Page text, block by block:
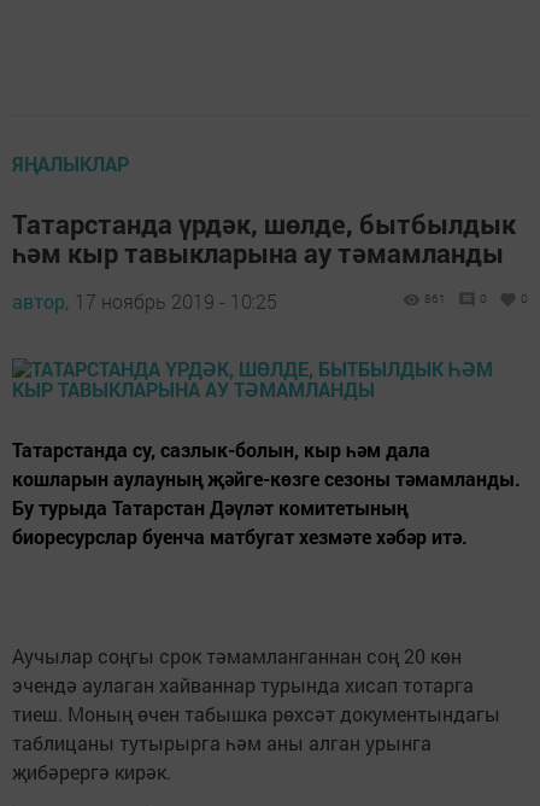
ЯҢАЛЫКЛАР
Татарстанда үрдәк, шөлде, бытбылдык
һәм кыр тавыкларына ау тәмамланды
автор, 17 ноябрь 2019 - 10:25 861 0 0
Татарстанда су, сазлык-болын, кыр һәм дала
кошларын аулауның җәйге-көзге сезоны тәмамланды.
Бу турыда Татарстан Дәүләт комитетының
биоресурслар буенча матбугат хезмәте хәбәр итә.
Аучылар соңгы срок тәмамланганнан соң 20 көн
эчендә аулаган хайваннар турында хисап тотарга
тиеш. Моның өчен табышка рөхсәт документындагы
таблицаны тутырырга һәм аны алган урынга
җибәрергә кирәк.